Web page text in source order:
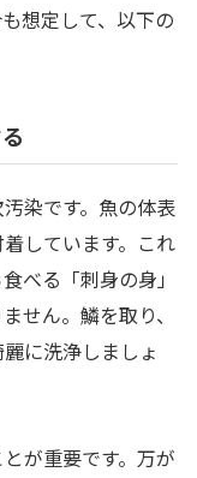
想定して、以下の
染です。魚の体表
しています。これ
べる「刺身の身」
せん。鱗を取り、
に洗浄しましょ
が重要です。万が